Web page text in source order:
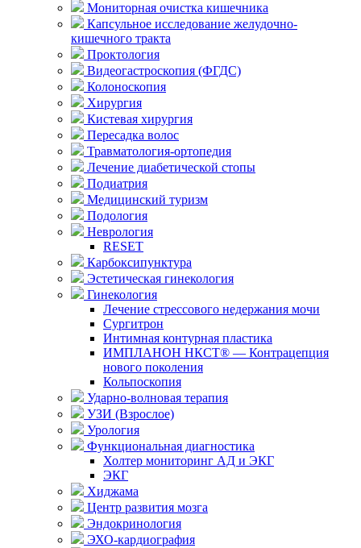
Мониторная очистка кишечника
Капсульное исследование желудочно-
кишечного тракта
Проктология
Видеогастроскопия (ФГДС)
Колоноскопия
Хирургия
Кистевая хирургия
Пересадка волос
Травматология-ортопедия
Лечение диабетической стопы
Подиатрия
Медицинский туризм
Подология
Неврология
RESET
Карбоксипунктура
Эстетическая гинекология
Гинекология
Лечение стрессового недержания мочи
Сургитрон
Интимная контурная пластика
ИМПЛАНОН НКСТ® — Контрацепция
нового поколения
Кольпоскопия
Ударно-волновая терапия
УЗИ (Взрослое)
Урология
Функциональная диагностика
Холтер мониторинг АД и ЭКГ
ЭКГ
Хиджама
Центр развития мозга
Эндокринология
ЭХО-кардиография